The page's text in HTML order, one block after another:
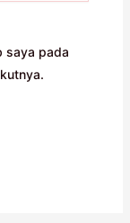
saya pada